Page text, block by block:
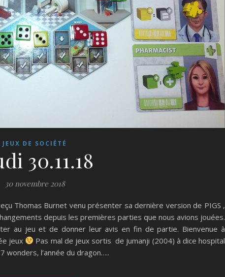
JEUX DE SOCIÉTÉ
30.11.18
30 novembre 2018
Thomas Burnet venu présenter sa dernière version de PIGS ,
depuis les premières parties que nous avions jouées.
au jeu et de donner leur avis en fin de partie. Bienvenue à
jeux
Pas mal de jeux sortis de jumanji (2004) à dice hospital
wonders, l’année du dragon…..